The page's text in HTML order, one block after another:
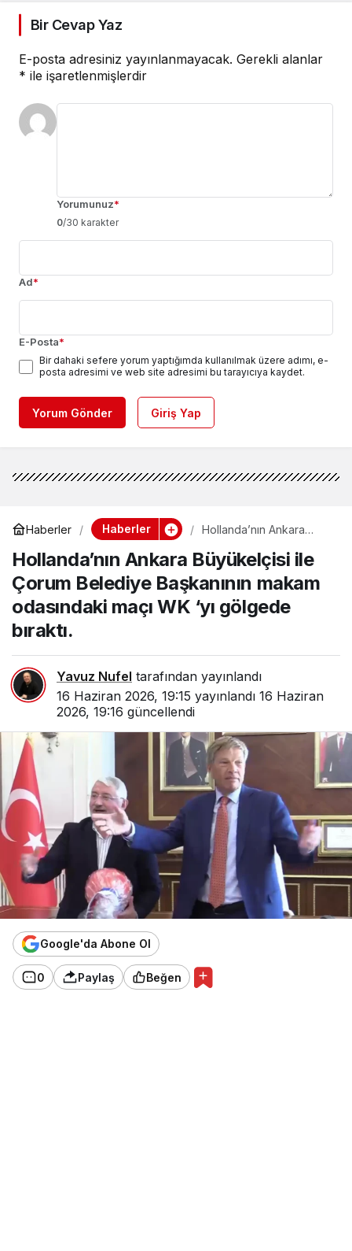
Bir Cevap Yaz
E-posta adresiniz yayınlanmayacak. Gerekli alanlar
* ile işaretlenmişlerdir
Yorumunuz*
0/30 karakter
Ad*
E-Posta*
Bir dahaki sefere yorum yaptığımda kullanılmak üzere adımı, e-
posta adresimi ve web site adresimi bu tarayıcıya kaydet.
Yorum Gönder Giriş Yap
Haberler Haberler
Hollanda’nın Ankara
Belediye Başkanının
makam odasındaki maçı
WK ‘yı gölgede bıraktı.
Hollanda’nın Ankara Büyükelçisi ile
Çorum Belediye Başkanının makam
odasındaki maçı WK ‘yı gölgede
bıraktı.
Yavuz Nufel tarafından yayınlandı
16 Haziran 2026, 19:15 yayınlandı 16 Haziran
2026, 19:16 güncellendi
Google'da Abone Ol
0 Paylaş Beğen